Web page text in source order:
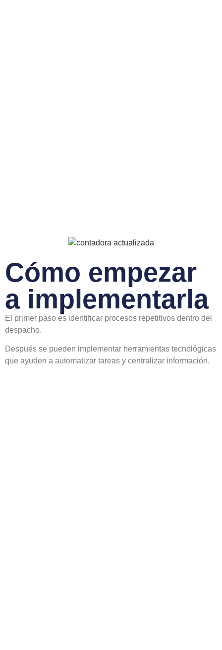
Cómo empezar
a implementarla
El primer paso es identificar procesos repetitivos dentro del
despacho.
Después se pueden implementar herramientas tecnológicas
que ayuden a automatizar tareas y centralizar información.